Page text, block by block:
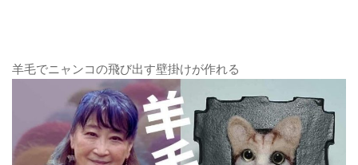
羊毛でニャンコの飛び出す壁掛けが作れる